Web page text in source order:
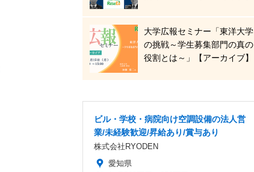
大学広報セミナー「東洋大学
の挑戦～学生募集部門の真の
役割とは～」【アーカイブ】
ビル・学校・病院向け空調設備の法人営
業/未経験歓迎/昇給あり/賞与あり
株式会社RYODEN
愛知県